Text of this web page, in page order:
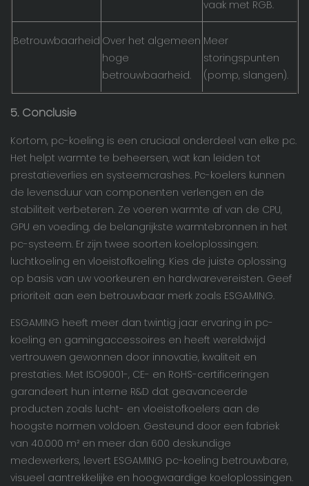
vaak met RGB.
Betrouwbaarheid Over het algemeen
hoge
betrouwbaarheid.
Meer
storingspunten
(pomp, slangen).
5. Conclusie
Kortom, pc-koeling is een cruciaal onderdeel van elke pc.
Het helpt warmte te beheersen, wat kan leiden tot
prestatieverlies en systeemcrashes. Pc-koelers kunnen
de levensduur van componenten verlengen en de
stabiliteit verbeteren. Ze voeren warmte af van de CPU,
GPU en voeding, de belangrijkste warmtebronnen in het
pc-systeem. Er zijn twee soorten koeloplossingen:
luchtkoeling en vloeistofkoeling. Kies de juiste oplossing
op basis van uw voorkeuren en hardwarevereisten. Geef
prioriteit aan een betrouwbaar merk zoals ESGAMING.
ESGAMING heeft meer dan twintig jaar ervaring in pc-
koeling en gamingaccessoires en heeft wereldwijd
vertrouwen gewonnen door innovatie, kwaliteit en
prestaties. Met ISO9001-, CE- en RoHS-certificeringen
garandeert hun interne R&D dat geavanceerde
producten zoals lucht- en vloeistofkoelers aan de
hoogste normen voldoen. Gesteund door een fabriek
van 40.000 m² en meer dan 600 deskundige
medewerkers, levert ESGAMING pc-koeling betrouwbare,
visueel aantrekkelijke en hoogwaardige koeloplossingen.